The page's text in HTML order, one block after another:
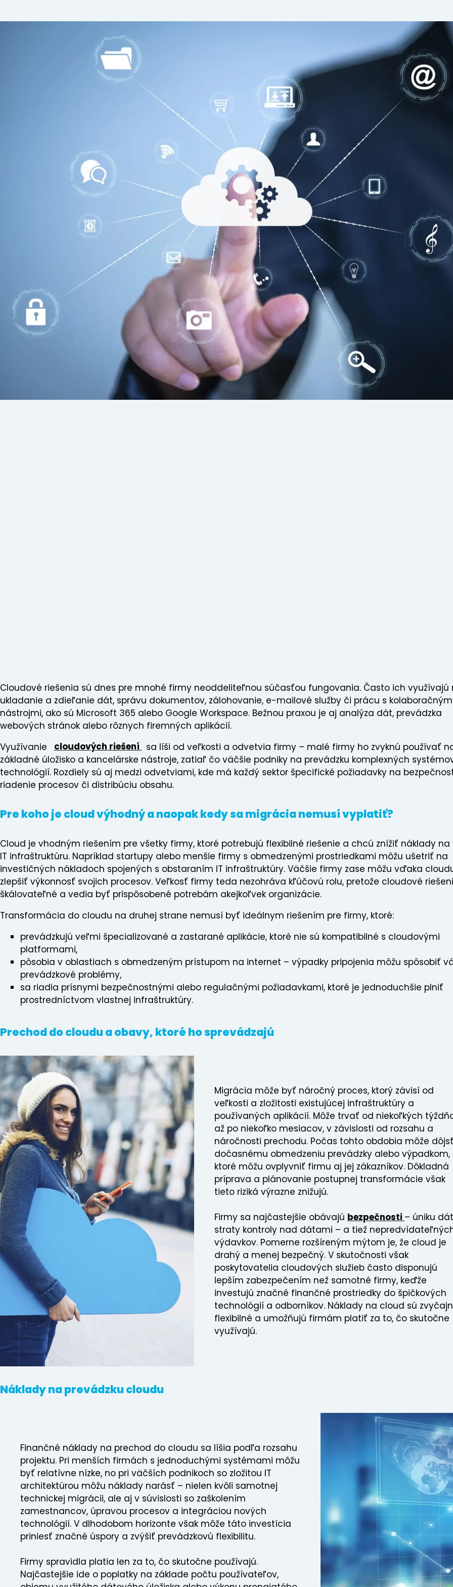
Cloudové riešenia sú dnes pre mnohé firmy neoddeliteľnou súčasťou fungovania. Často ich využívajú
ukladanie a zdieľanie dát, správu dokumentov, zálohovanie, e-mailové služby či prácu s
nástrojmi, ako sú Microsoft 365 alebo Google Workspace. Bežnou praxou je aj analýza dát, prevádzka
webových stránok alebo rôznych firemných aplikácií.
Využívanie
cloudových riešení
sa líši od veľkosti a odvetvia firmy – malé firmy ho zvyknú používať
základné úložisko a kancelárske nástroje, zatiaľ čo väčšie podniky na prevádzku komplexných
technológií. Rozdiely sú aj medzi odvetviami, kde má každý sektor špecifické požiadavky na
riadenie procesov či distribúciu obsahu.
Pre koho je cloud výhodný a naopak kedy sa migrácia nemusí vyplatiť?
Cloud je vhodným riešením pre všetky firmy, ktoré potrebujú flexibilné riešenie a chcú znížiť náklady na
IT infraštruktúru. Napríklad startupy alebo menšie firmy s obmedzenými prostriedkami môžu ušetriť na
investičných nákladoch spojených s obstaraním IT infraštruktúry. Väčšie firmy zase môžu vďaka
zlepšiť výkonnosť svojich procesov. Veľkosť firmy teda nezohráva kľúčovú rolu, pretože cloudové
škálovateľné a vedia byť prispôsobené potrebám akejkoľvek organizácie.
Transformácia do cloudu na druhej strane nemusí byť ideálnym riešením pre firmy, ktoré:
prevádzkujú veľmi špecializované a zastarané aplikácie, ktoré nie sú kompatibilné s cloudovými
platformami,
pôsobia v oblastiach s obmedzeným prístupom na internet – výpadky pripojenia môžu spôsobiť
prevádzkové problémy,
sa riadia prísnymi bezpečnostnými alebo regulačnými požiadavkami, ktoré je jednoduchšie plniť
prostredníctvom vlastnej infraštruktúry.
Prechod do cloudu a obavy, ktoré ho sprevádzajú
Migrácia môže byť náročný proces, ktorý závisí od
veľkosti a zložitosti existujúcej infraštruktúry a
používaných aplikácií. Môže trvať od niekoľkých
až po niekoľko mesiacov, v závislosti od rozsahu a
náročnosti prechodu. Počas tohto obdobia môže
dočasnému obmedzeniu prevádzky alebo výpadkom,
ktoré môžu ovplyvniť firmu aj jej zákazníkov. Dôkladná
príprava a plánovanie postupnej transformácie však
tieto riziká výrazne znižujú.
Firmy sa najčastejšie obávajú bezpečnosti – úniku
straty kontroly nad dátami – a tiež
výdavkov. Pomerne rozšíreným mýtom je, že cloud je
drahý a menej bezpečný. V skutočnosti však
poskytovatelia cloudových služieb často disponujú
lepším zabezpečením než samotné firmy, keďže
investujú značné finančné prostriedky do špičkových
technológií a odborníkov. Náklady na cloud sú
flexibilné a umožňujú firmám platiť za to, čo skutočne
využívajú.
Náklady na prevádzku cloudu
Finančné náklady na prechod do cloudu sa líšia podľa rozsahu
projektu. Pri menších firmách s jednoduchými systémami môžu
byť relatívne nízke, no pri väčších podnikoch so zložitou IT
architektúrou môžu náklady narásť – nielen kvôli samotnej
technickej migrácii, ale aj v súvislosti so zaškolením
zamestnancov, úpravou procesov a integráciou nových
technológií. V dlhodobom horizonte však môže táto investícia
priniesť značné úspory a zvýšiť prevádzkovú flexibilitu.
Firmy spravidla platia len za to, čo skutočne používajú.
Najčastejšie ide o poplatky na základe počtu používateľov,